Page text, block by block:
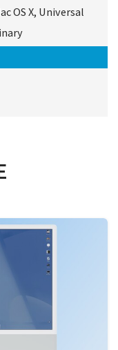
OS X, Universal